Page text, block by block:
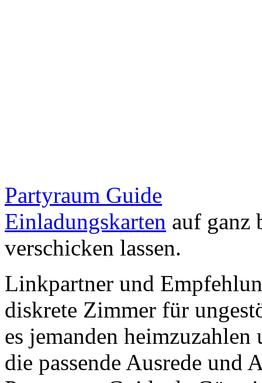
Partyraum Guide
Einladungskarten auf ganz
verschicken lassen.
Linkpartner und
diskrete Zimmer für
es jemanden
die passende Ausrede und